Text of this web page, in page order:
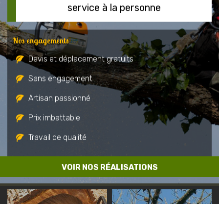
VOIR NOS RÉALISATIONS
service à la personne
Nos engagements
Devis et déplacement gratuits
Sans engagement
Artisan passionné
Prix imbattable
Travail de qualité